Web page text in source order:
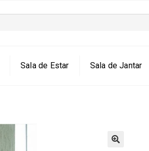
Sala de Estar Sala de Jantar